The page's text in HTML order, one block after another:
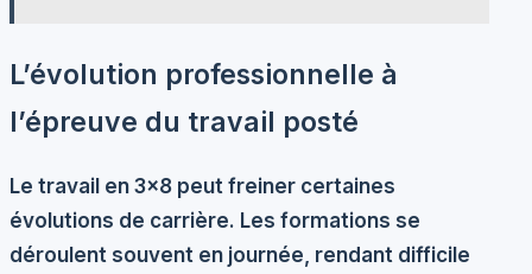
L’évolution professionnelle à
l’épreuve du travail posté
Le travail en 3×8 peut freiner certaines
évolutions de carrière. Les formations se
déroulent souvent en journée, rendant difficile